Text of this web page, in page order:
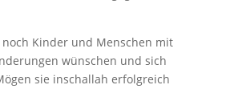
Kinder und Menschen mit
wünschen und sich
sie inschallah erfolgreich